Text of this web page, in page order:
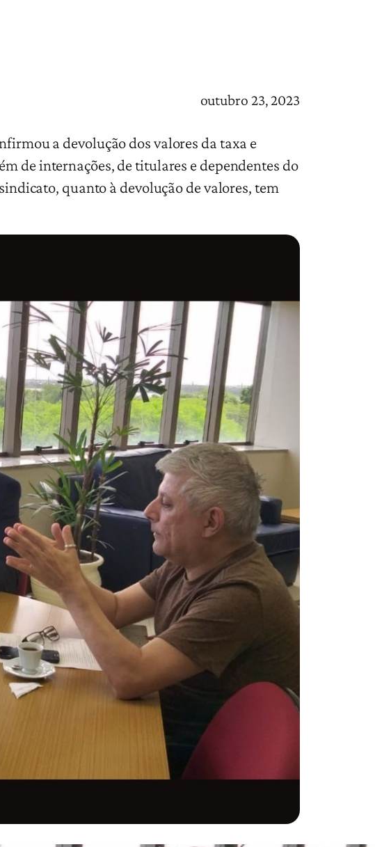
outubro 23, 2023
a devolução dos valores da taxa e
de internações, de titulares e dependentes do
quanto à devolução de valores, tem